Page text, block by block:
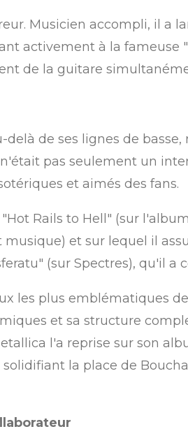
Musicien accompli, il a
activement à la fameuse
de la guitare
de ses lignes de
pas seulement un
et aimés des fans.
Rails to Hell" (sur l'album
et sur lequel il
(sur Spectres), qu'il a
les plus emblématiques
et sa structure
l'a reprise sur son
la place de